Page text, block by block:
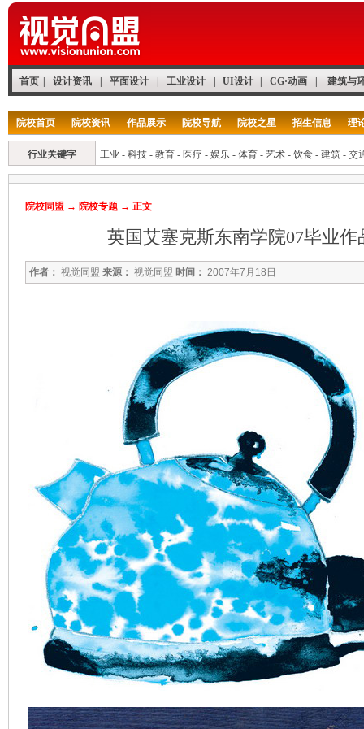
首页 设计资讯 平面设计 工业设计 UI设计 CG·动画 建筑与
院校首页 院校资讯 作品展示 院校导航 院校之星 招生信息 理
行业关键字 工业 - 科技 - 教育 - 医疗 - 娱乐 - 体育 - 艺术 - 饮食 - 建筑 - 交
院校同盟 → 院校专题 → 正文
英国艾塞克斯东南学院07毕业作
作者： 视觉同盟 来源： 视觉同盟 时间： 2007年7月18日